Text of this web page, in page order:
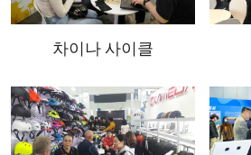
차이나 사이클